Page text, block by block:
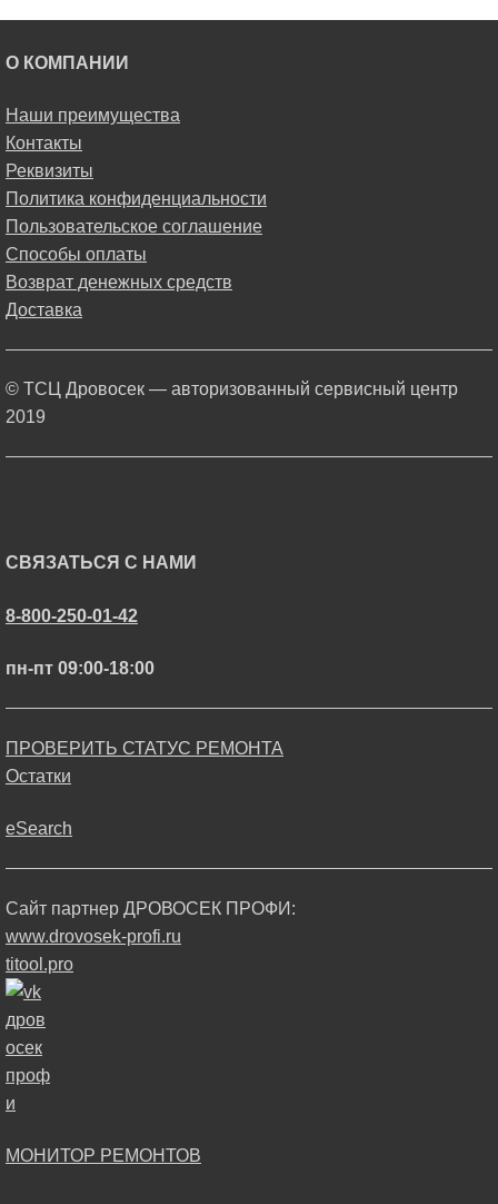
О КОМПАНИИ
Наши преимущества
Контакты
Реквизиты
Политика конфиденциальности
Пользовательское соглашение
Способы оплаты
Возврат денежных средств
Доставка
© ТСЦ Дровосек — авторизованный сервисный центр
2019
СВЯЗАТЬСЯ С НАМИ
8-800-250-01-42
пн-пт 09:00-18:00
ПРОВЕРИТЬ СТАТУС РЕМОНТА
Остатки
eSearch
Сайт партнер ДРОВОСЕК ПРОФИ:
www.drovosek-profi.ru
titool.pro
МОНИТОР РЕМОНТОВ